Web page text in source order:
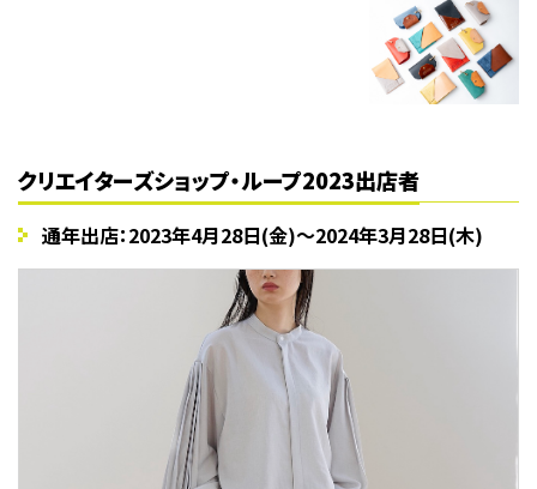
クリエイターズショップ・ループ2023出店者
通年出店：2023年4月28日(金)〜2024年3月28日(木)